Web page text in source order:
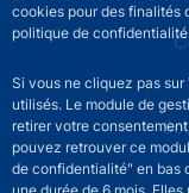
cookies pour des finalités
politique de
Si vous ne cliquez pas
utilisés. Le module de
retirer votre
pouvez retrouver ce
de confidentialité" en bas
Footer